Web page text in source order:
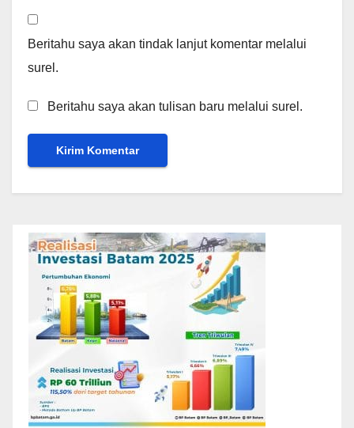
Beritahu saya akan tindak lanjut komentar melalui
surel.
Beritahu saya akan tulisan baru melalui surel.